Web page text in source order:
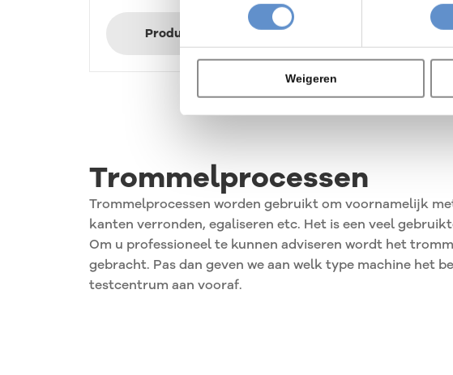
Weigeren
Product bekijken Product
Trommelprocessen
Trommelprocessen worden gebruikt om voornamelijk
kanten verronden, egaliseren etc. Het is een veel
Om u professioneel te kunnen adviseren wordt het
gebracht. Pas dan geven we aan welk type machine het
testcentrum aan vooraf.